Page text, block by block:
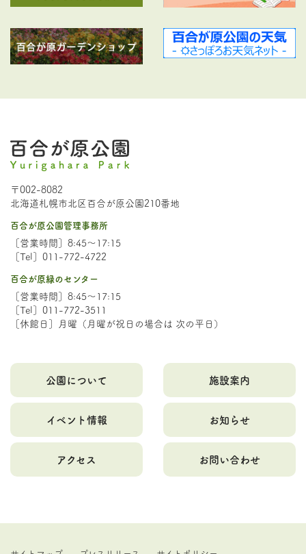
〒002-8082
北海道札幌市北区百合が原公園210番地
百合が原公園管理事務所
［営業時間］8:45～17:15
［Tel］011-772-4722
百合が原緑のセンター
［営業時間］8:45～17:15
［Tel］011-772-3511
［休館日］月曜（月曜が祝日の場合は 次の平日）
公園について 施設案内
イベント情報 お知らせ
アクセス お問い合わせ